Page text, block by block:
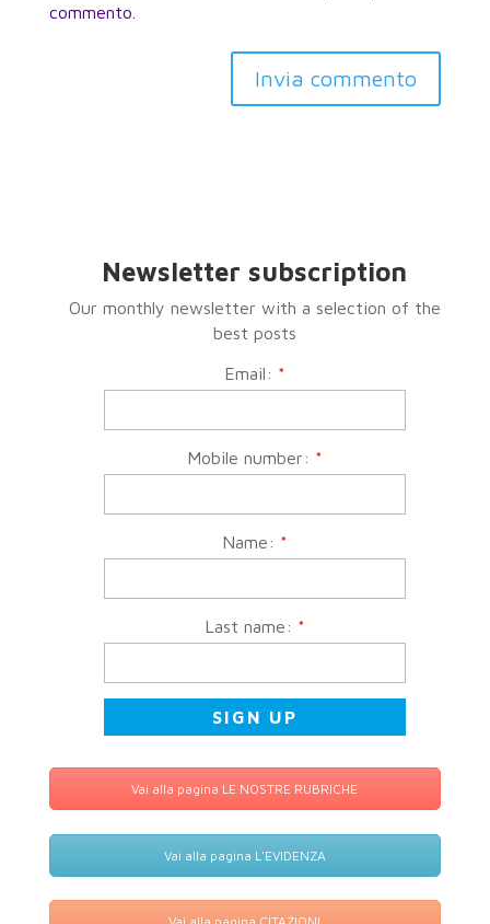
commento.
Invia commento
Newsletter subscription
Our monthly newsletter with a selection of the
best posts
Email: *
Mobile number: *
Name: *
Last name: *
Vai alla pagina LE NOSTRE RUBRICHE
Vai alla pagina L'EVIDENZA